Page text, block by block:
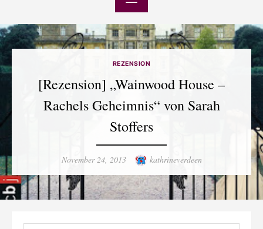
REZENSION
[Rezension] „Wainwood House –
Rachels Geheimnis“ von Sarah
Stoffers
Posted
November 24, 2013 Author
kathrineverdeen